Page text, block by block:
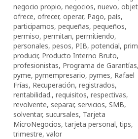
negocio propio, negocios, nuevo,
ofrece, ofrecer, operar, Pago, país,
participamos, pequeñas, pequeños,
permiso, permitan, permitiendo,
personales, pesos, PIB, potencial,
producir, Producto Interno Bruto,
profesionistas, Programa de Garantías,
pyme, pymempresario, pymes, Rafael
Frías, Recuperación, registrados,
rentabilidad., requisitos, respectivas,
revolvente, separar, servicios, SMB,
solventar, sucursales, Tarjeta
MicroNegocios,tarjeta personal,tips,
trimestre, valor